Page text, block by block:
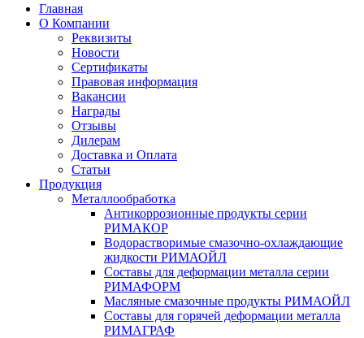
Главная
О Компании
Реквизиты
Новости
Сертификаты
Правовая информация
Вакансии
Награды
Отзывы
Дилерам
Доставка и Оплата
Статьи
Продукция
Металлообработка
Антикоррозионные продукты серии
РИМАКОР
Водорастворимые смазочно-охлаждающие
жидкости РИМАОЙЛ
Составы для деформации металла серии
РИМАФОРМ
Масляные смазочные продукты РИМАОЙЛ
Составы для горячей деформации металла
РИМАГРАФ